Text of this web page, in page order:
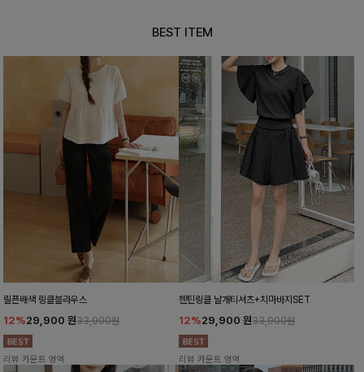
BEST ITEM
릴픈배색 링클블라우스
12%29,900 원33,900원
리뷰 카운트 영역
헨틴링클 날개티셔츠+치마바지SET
12%29,900 원33,900원
리뷰 카운트 영역